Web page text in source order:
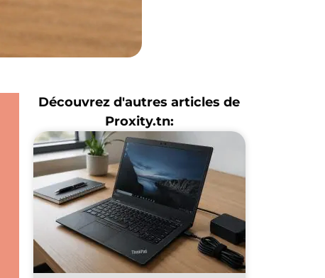
Découvrez d'autres articles de
Proxity.tn: